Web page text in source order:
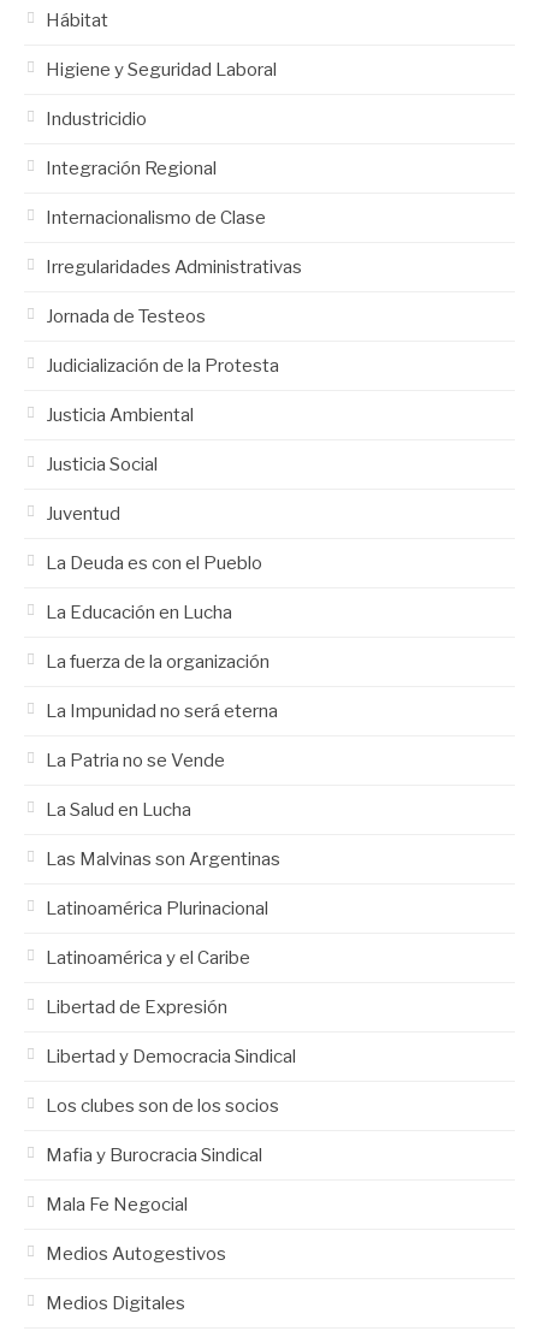
Hábitat
Higiene y Seguridad Laboral
Industricidio
Integración Regional
Internacionalismo de Clase
Irregularidades Administrativas
Jornada de Testeos
Judicialización de la Protesta
Justicia Ambiental
Justicia Social
Juventud
La Deuda es con el Pueblo
La Educación en Lucha
La fuerza de la organización
La Impunidad no será eterna
La Patria no se Vende
La Salud en Lucha
Las Malvinas son Argentinas
Latinoamérica Plurinacional
Latinoamérica y el Caribe
Libertad de Expresión
Libertad y Democracia Sindical
Los clubes son de los socios
Mafia y Burocracia Sindical
Mala Fe Negocial
Medios Autogestivos
Medios Digitales